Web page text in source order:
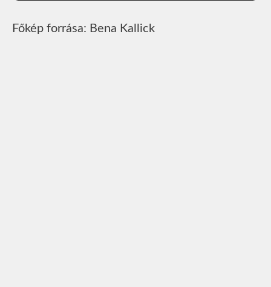
Főkép forrása: Bena Kallick